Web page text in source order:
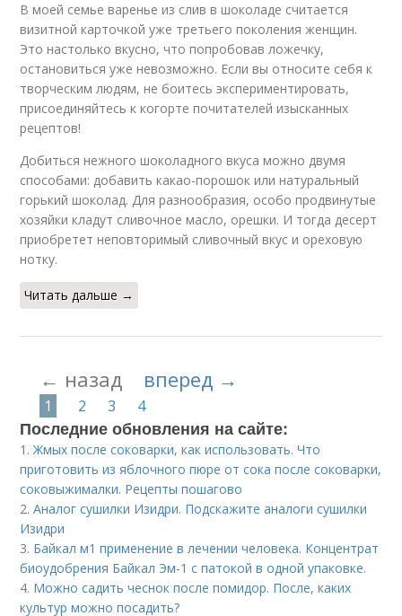
В моей семье варенье из слив в шоколаде считается
визитной карточкой уже третьего поколения женщин.
Это настолько вкусно, что попробовав ложечку,
остановиться уже невозможно. Если вы относите себя к
творческим людям, не боитесь экспериментировать,
присоединяйтесь к когорте почитателей изысканных
рецептов!
Добиться нежного шоколадного вкуса можно двумя
способами: добавить какао-порошок или натуральный
горький шоколад. Для разнообразия, особо продвинутые
хозяйки кладут сливочное масло, орешки. И тогда десерт
приобретет неповторимый сливочный вкус и ореховую
нотку.
Читать дальше →
← назад вперед →
1 2 3 4
Последние обновления на сайте:
1.Жмых после соковарки, как использовать. Что
приготовить из яблочного пюре от сока после соковарки,
соковыжималки. Рецепты пошагово
2.Аналог сушилки Изидри. Подскажите аналоги сушилки
Изидри
3. Байкал м1 применение в лечении человека. Концентрат
биоудобрения Байкал Эм-1 с патокой в одной упаковке.
4. Можно садить чеснок после помидор. После, каких
культур можно посадить?